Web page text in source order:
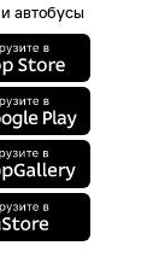
автобусы